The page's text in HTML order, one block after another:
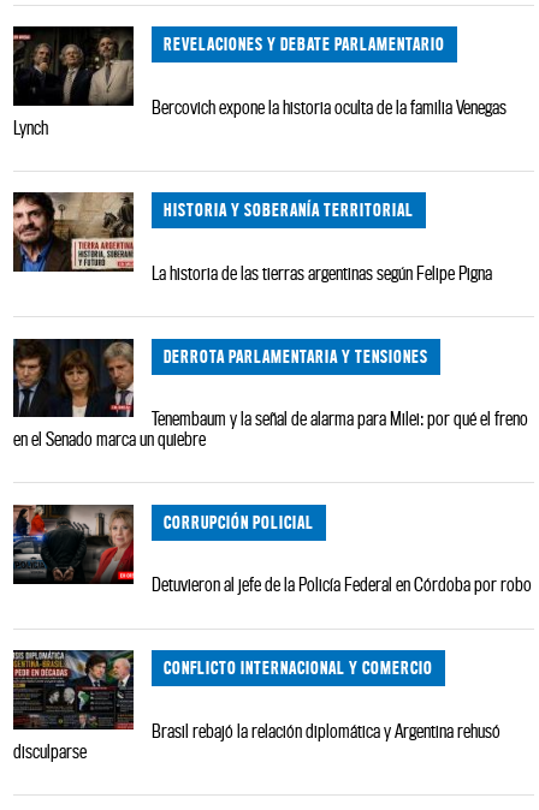
REVELACIONES Y DEBATE PARLAMENTARIO
Bercovich expone la historia oculta de la familia Venegas
Lynch
HISTORIA Y SOBERANÍA TERRITORIAL
La historia de las tierras argentinas según Felipe Pigna
DERROTA PARLAMENTARIA Y TENSIONES
Tenembaum y la señal de alarma para Milei: por qué el freno
en el Senado marca un quiebre
CORRUPCIÓN POLICIAL
Detuvieron al jefe de la Policía Federal en Córdoba por robo
CONFLICTO INTERNACIONAL Y COMERCIO
Brasil rebajó la relación diplomática y Argentina rehusó
disculparse